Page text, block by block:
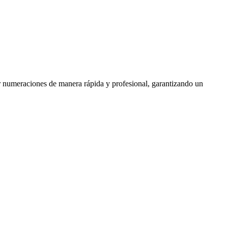
de manera rápida y profesional, garantizando un